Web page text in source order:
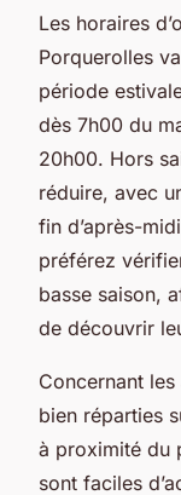
Les horaires
Porquerolles
période
dès 7h00 du
20h00. Hors
réduire, avec
fin d’après-
préférez
basse saison,
de découvrir
Concernant
bien réparties
à proximité du
sont faciles